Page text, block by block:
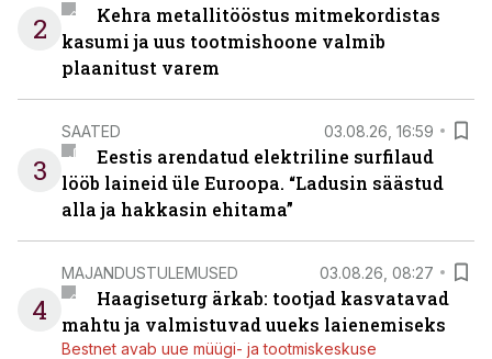
2
Kehra metallitööstus mitmekordistas
kasumi ja uus tootmishoone valmib
plaanitust varem
3
SAATED 03.08.26, 16:59
Eestis arendatud elektriline surfilaud
lööb laineid üle Euroopa. “Ladusin säästud
alla ja hakkasin ehitama”
4
MAJANDUSTULEMUSED 03.08.26, 08:27
Haagiseturg ärkab: tootjad kasvatavad
mahtu ja valmistuvad uueks laienemiseks
Bestnet avab uue müügi- ja tootmiskeskuse